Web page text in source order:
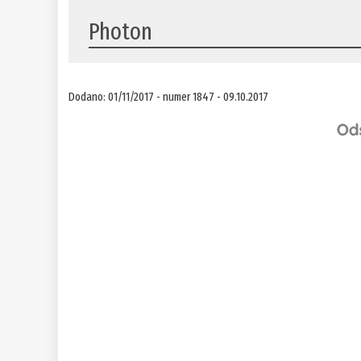
​Photon
Dodano: 01/11/2017 - numer 1847 - 09.10.2017